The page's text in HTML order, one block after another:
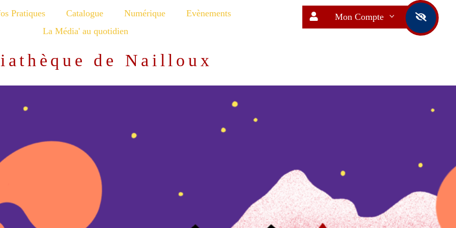
Pratiques Catalogue Numérique
Evènements
La Média' au quotidien
de Nailloux
Mon Compte